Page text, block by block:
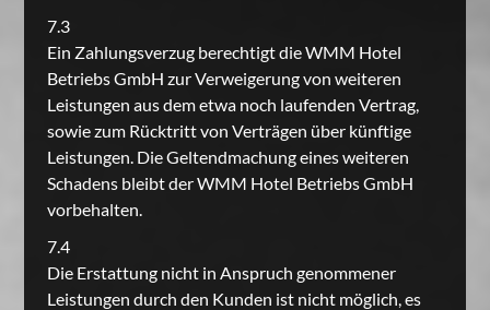
7.3
Ein Zahlungsverzug berechtigt die WMM Hotel
Betriebs GmbH zur Verweigerung von weiteren
Leistungen aus dem etwa noch laufenden Vertrag,
sowie zum Rücktritt von Verträgen über künftige
Leistungen. Die Geltendmachung eines weiteren
Schadens bleibt der WMM Hotel Betriebs GmbH
vorbehalten.
7.4
Die Erstattung nicht in Anspruch genommener
Leistungen durch den Kunden ist nicht möglich, es